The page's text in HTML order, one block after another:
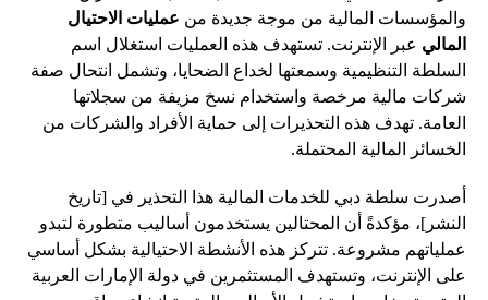
والمؤسسات المالية من موجة جديدة من عمليات الاحتيال
المالي عبر الإنترنت. تستهدف هذه العمليات استغلال اسم
السلطة التنظيمية وسمعتها لخداع الضحايا، وتشمل انتحال صفة
شركات مالية مرخصة واستخدام نسخ مزيفة من سجلاتها
العامة. تهدف هذه التحذيرات إلى حماية الأفراد والشركات من
الخسائر المالية المحتملة.
أصدرت سلطة دبي للخدمات المالية هذا التحذير في [تاريخ
النشر]، مؤكدةً أن المحتالين يستخدمون أساليب متطورة لتبدو
عملياتهم مشروعة. تتركز هذه الأنشطة الاحتيالية بشكل أساسي
على الإنترنت، وتستهدف المستثمرين في دولة الإمارات العربية